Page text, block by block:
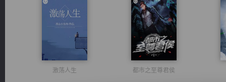
激荡人生 都市之至尊君侯